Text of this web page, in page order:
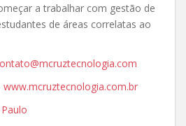
a trabalhar com gestão de
de áreas correlatas ao